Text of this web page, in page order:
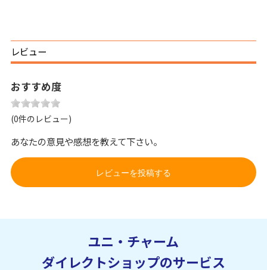
レビュー
おすすめ度
(0件のレビュー)
あなたの意見や感想を教えて下さい。
レビューを投稿する
ユニ・チャーム
ダイレクトショップのサービス